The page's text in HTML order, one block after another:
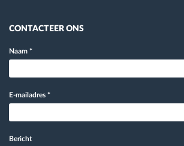
CONTACTEER ONS
Naam *
E-mailadres *
Bericht